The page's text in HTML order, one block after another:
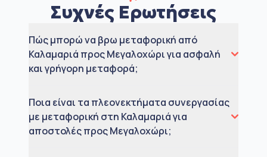
Συχνές Ερωτήσεις
Πώς μπορώ να βρω μεταφορική από
Καλαμαριά προς Μεγαλοχώρι για ασφαλή
και γρήγορη μεταφορά;
Ποια είναι τα πλεονεκτήματα συνεργασίας
με μεταφορική στη Καλαμαριά για
αποστολές προς Μεγαλοχώρι;